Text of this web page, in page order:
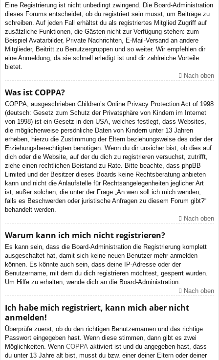
Eine Registrierung ist nicht unbedingt zwingend. Die Board-Administration
dieses Forums entscheidet, ob du registriert sein musst, um Beiträge zu
schreiben. Auf jeden Fall erhältst du als registriertes Mitglied Zugriff auf
zusätzliche Funktionen, die Gästen nicht zur Verfügung stehen: zum
Beispiel Avatarbilder, Private Nachrichten, E-Mail-Versand an andere
Mitglieder, Beitritt zu Benutzergruppen und so weiter. Wir empfehlen dir
eine Anmeldung, da sie schnell erledigt ist und dir zahlreiche Vorteile
bietet.
Nach oben
Was ist COPPA?
COPPA, ausgeschrieben Children’s Online Privacy Protection Act of 1998
(deutsch: Gesetz zum Schutz der Privatsphäre von Kindern im Internet
von 1998) ist ein Gesetz in den USA, welches festlegt, dass Websites,
die möglicherweise persönliche Daten von Kindern unter 13 Jahren
erheben, hierzu die Zustimmung der Eltern beziehungsweise des oder der
Erziehungsberechtigten benötigen. Wenn du dir unsicher bist, ob dies auf
dich oder die Website, auf der du dich zu registrieren versuchst, zutrifft,
ziehe einen rechtlichen Beistand zu Rate. Bitte beachte, dass phpBB
Limited und der Besitzer dieses Boards keine Rechtsberatung anbieten
kann und nicht die Anlaufstelle für Rechtsangelegenheiten jeglicher Art
ist; außer solchen, die unter der Frage „An wen soll ich mich wenden,
falls es Beschwerden oder juristische Anfragen zu diesem Forum gibt?“
behandelt werden.
Nach oben
Warum kann ich mich nicht registrieren?
Es kann sein, dass die Board-Administration die Registrierung komplett
ausgeschaltet hat, damit sich keine neuen Benutzer mehr anmelden
können. Es könnte auch sein, dass deine IP-Adresse oder der
Benutzername, mit dem du dich registrieren möchtest, gesperrt wurden.
Um Hilfe zu erhalten, wende dich an die Board-Administration.
Nach oben
Ich habe mich registriert, kann mich aber nicht
anmelden!
Überprüfe zuerst, ob du den richtigen Benutzernamen und das richtige
Passwort eingegeben hast. Wenn diese stimmen, dann gibt es zwei
Möglichkeiten. Wenn COPPA aktiviert ist und du angegeben hast, dass
du unter 13 Jahre alt bist, musst du bzw. einer deiner Eltern oder deiner